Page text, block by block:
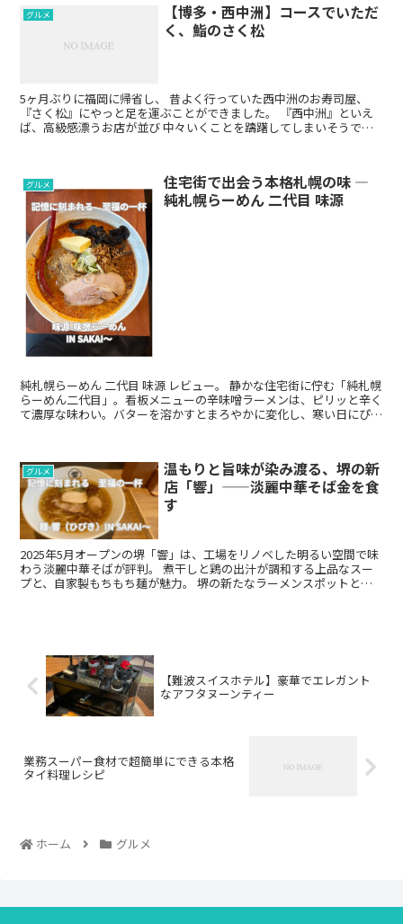
グルメ
【博多・西中洲】コースでいただ
く、鮨のさく松
5ヶ月ぶりに福岡に帰省し、 昔よく行っていた西中洲のお寿司屋、
『さく松』にやっと足を運ぶことができました。 『西中洲』といえ
ば、高級感漂うお店が並び 中々いくことを躊躇してしまいそうです
グルメ
住宅街で出会う本格札幌の味 ―
純札幌らーめん 二代目 味源
純札幌らーめん 二代目 味源 レビュー。 静かな住宅街に佇む「純札幌
らーめん二代目」。看板メニューの辛味噌ラーメンは、ピリッと辛く
て濃厚な味わい。バターを溶かすとまろやかに変化し、寒い日にぴっ
グルメ
温もりと旨味が染み渡る、堺の新
店「響」——淡麗中華そば金を食
す
2025年5月オープンの堺「響」は、工場をリノベした明るい空間で味
わう淡麗中華そばが評判。 煮干しと鶏の出汁が調和する上品なスー
プと、自家製もちもち麺が魅力。 堺の新たなラーメンスポットとし
【難波スイスホテル】豪華でエレガント
なアフタヌーンティー
業務スーパー食材で超簡単にできる本格
タイ料理レシピ
ホーム グルメ